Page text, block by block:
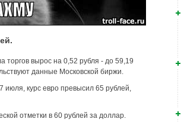
торгов вырос на 0,52 рубля - до 59,19
данные Московской биржи.
июля, курс евро превысил 65 рублей,
отметки в 60 рублей за доллар.